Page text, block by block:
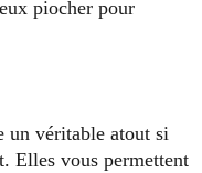
piocher pour
un véritable atout si
Elles vous permettent